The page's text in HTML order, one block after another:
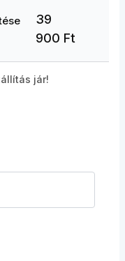
39
900 Ft
jár!